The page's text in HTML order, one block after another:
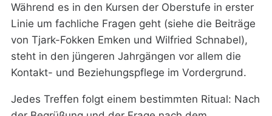
Während es in den Kursen der Oberstufe in erster
Linie um fachliche Fragen geht (siehe die Beiträge
von Tjark-Fokken Emken und Wilfried Schnabel),
steht in den jüngeren Jahrgängen vor allem die
Kontakt- und Beziehungspflege im Vordergrund.
Jedes Treffen folgt einem bestimmten Ritual: Nach